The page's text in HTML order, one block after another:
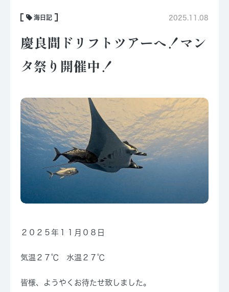
海日記 2025.11.08
慶良間ドリフトツアーへ！マン
タ祭り開催中！
２０２５年１１月０８日
気温２７℃ 水温２７℃
皆様、ようやくお待たせ致しました。